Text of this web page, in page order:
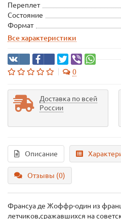
Переплет
Состояние
Формат
Все характеристики
0
Доставка по всей
России
Описание
Отзывы (0)
Франсуа де Жоффр-один из
летчиков,сражавшихся на